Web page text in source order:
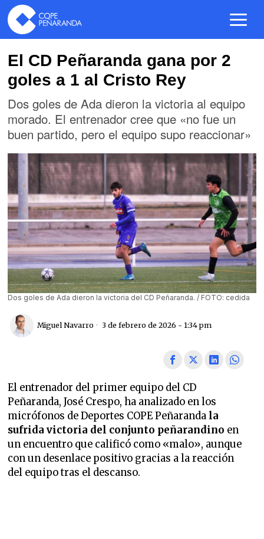
El CD Peñaranda gana por 2
goles a 1 al Cristo Rey
Dos goles de Ada dieron la victoria al equipo
morado. El entrenador cree que «no fue un
buen partido, pero el equipo supo reaccionar»
Dos goles de Ada dieron la victoria del CD Peñaranda. / FOTO: cedida
Miguel Navarro 3 de febrero de 2026 - 1:34 pm
El entrenador del primer equipo del CD
Peñaranda, José Crespo, ha analizado en los
micrófonos de Deportes COPE Peñaranda la
sufrida victoria del conjunto peñarandino en
un encuentro que calificó como «malo», aunque
con un desenlace positivo gracias a la reacción
del equipo tras el descanso.